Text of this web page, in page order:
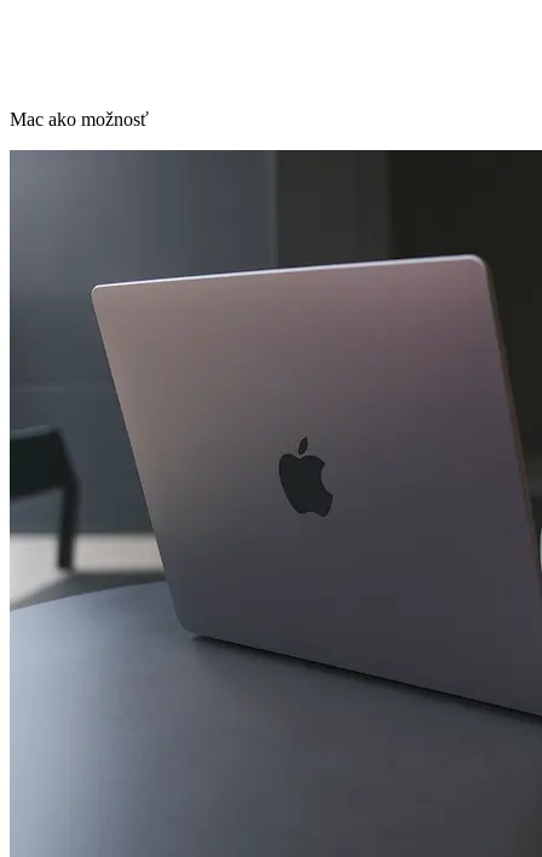
Mac ako možnosť